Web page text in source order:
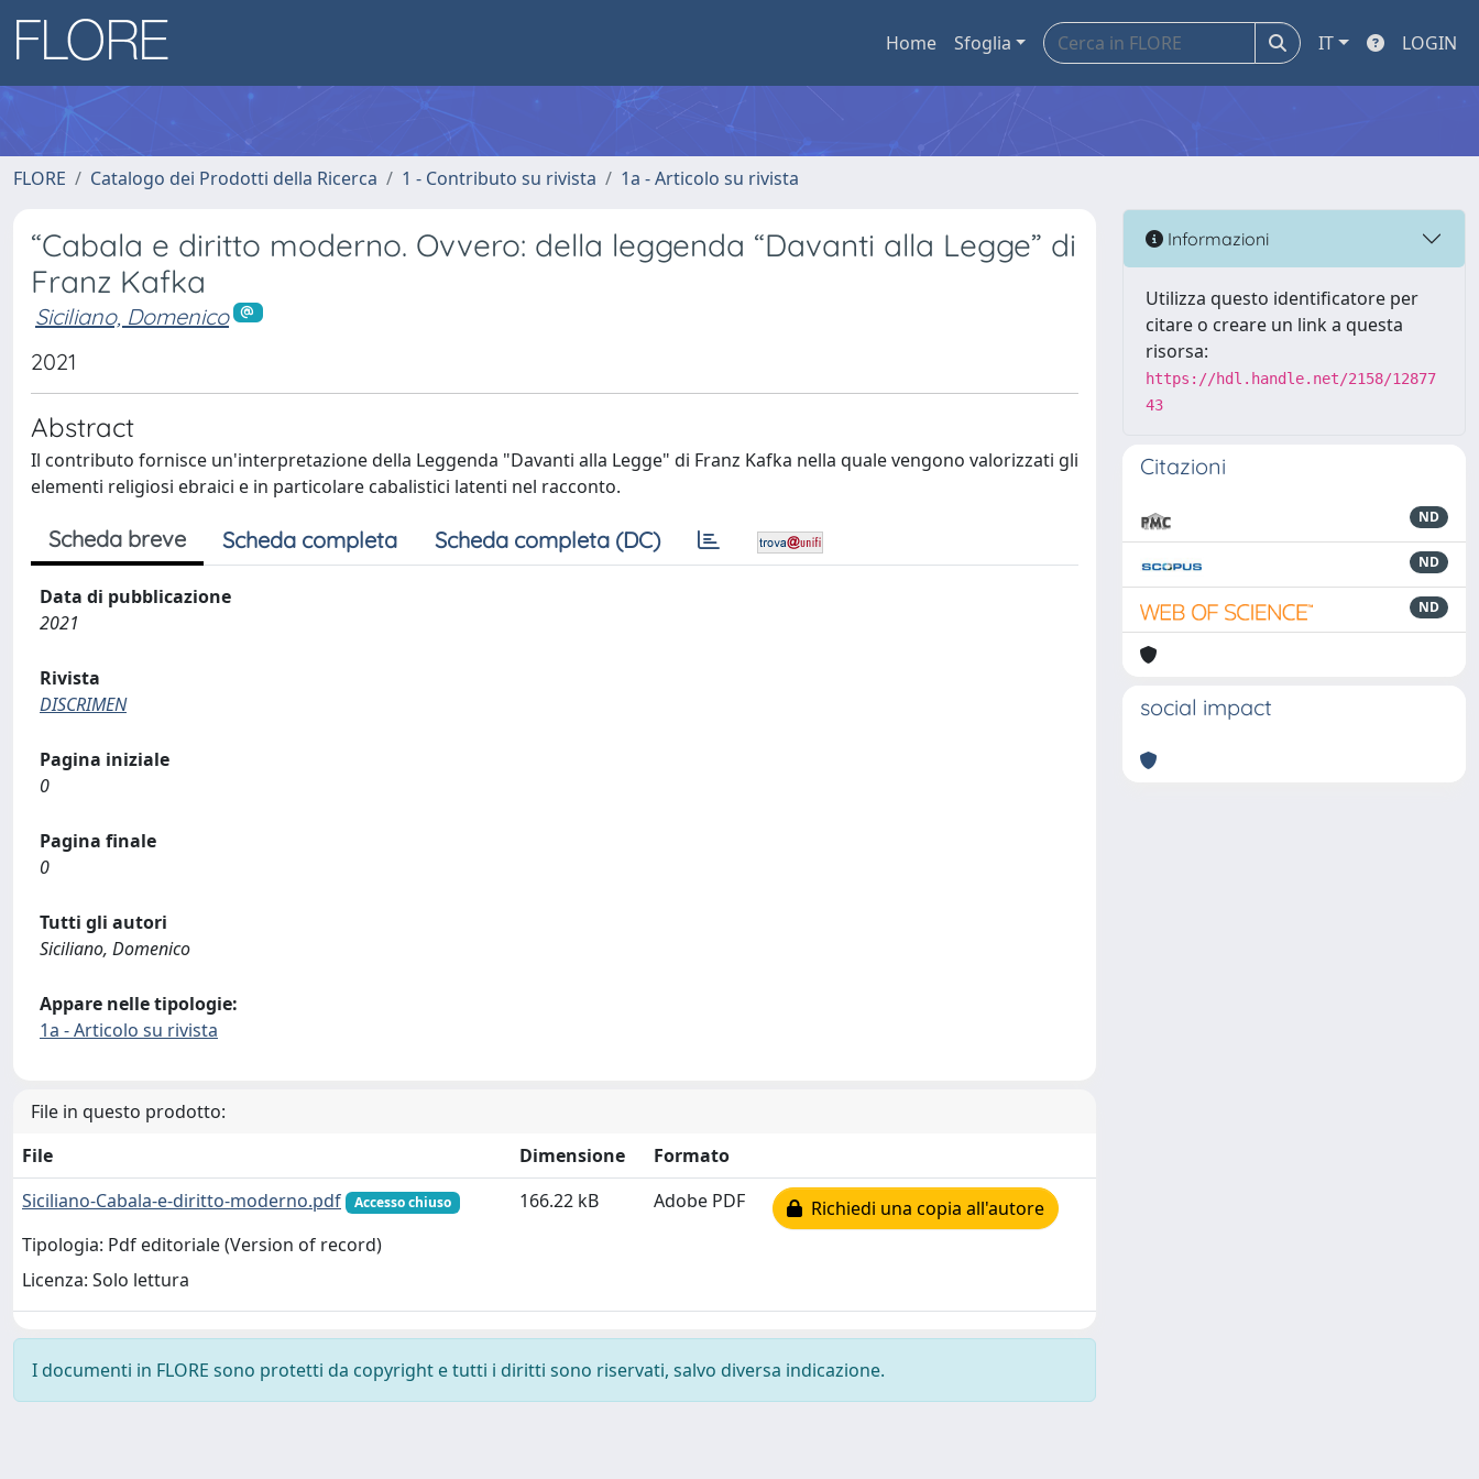
Home Sfoglia IT LOGIN
FLORE Catalogo dei Prodotti della Ricerca 1 - Contributo su rivista 1a - Articolo su rivista
“Cabala e diritto moderno. Ovvero: della leggenda “Davanti alla Legge” di
Franz Kafka
Siciliano, Domenico
2021
Abstract
Il contributo fornisce un'interpretazione della Leggenda "Davanti alla Legge" di Franz Kafka nella quale vengono valorizzati gli
elementi religiosi ebraici e in particolare cabalistici latenti nel racconto.
Scheda breve Scheda completa Scheda completa (DC)
Data di pubblicazione
2021
Rivista
DISCRIMEN
Pagina iniziale
0
Pagina finale
0
Tutti gli autori
Siciliano, Domenico
Appare nelle tipologie:
1a - Articolo su rivista
File in questo prodotto:
File
Dimensione
Formato
Siciliano-Cabala-e-diritto-moderno.pdf
Accesso chiuso
Tipologia: Pdf editoriale (Version of record)
Licenza: Solo lettura
166.22 kB Adobe PDF Richiedi una copia all'autore
I documenti in FLORE sono protetti da copyright e tutti i diritti sono riservati, salvo diversa indicazione.
Informazioni
Utilizza questo identificatore per
citare o creare un link a questa
risorsa:
https://hdl.handle.net/2158/12877
43
Citazioni
ND
ND
ND
social impact